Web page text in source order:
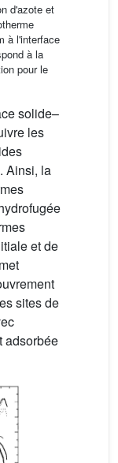
d'azote et
à l'interface
à la
pour le
solide–
les
Ainsi, la
et de
sites de
adsorbée